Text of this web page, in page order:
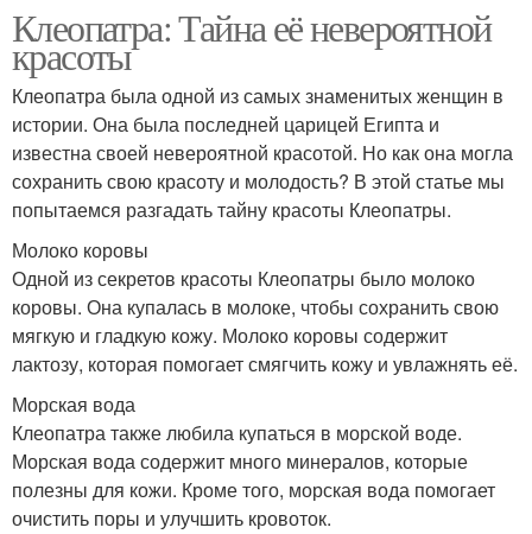
Клеопатра: Тайна её невероятной
красоты
Клеопатра была одной из самых знаменитых женщин в
истории. Она была последней царицей Египта и
известна своей невероятной красотой. Но как она могла
сохранить свою красоту и молодость? В этой статье мы
попытаемся разгадать тайну красоты Клеопатры.
Молоко коровы
Одной из секретов красоты Клеопатры было молоко
коровы. Она купалась в молоке, чтобы сохранить свою
мягкую и гладкую кожу. Молоко коровы содержит
лактозу, которая помогает смягчить кожу и увлажнять её.
Морская вода
Клеопатра также любила купаться в морской воде.
Морская вода содержит много минералов, которые
полезны для кожи. Кроме того, морская вода помогает
очистить поры и улучшить кровоток.